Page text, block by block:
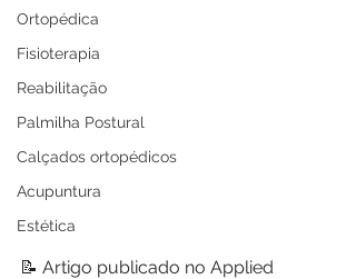
Ortopédica
Fisioterapia
Reabilitação
Palmilha Postural
Calçados ortopédicos
Acupuntura
Estética
📝 Artigo publicado no Applied